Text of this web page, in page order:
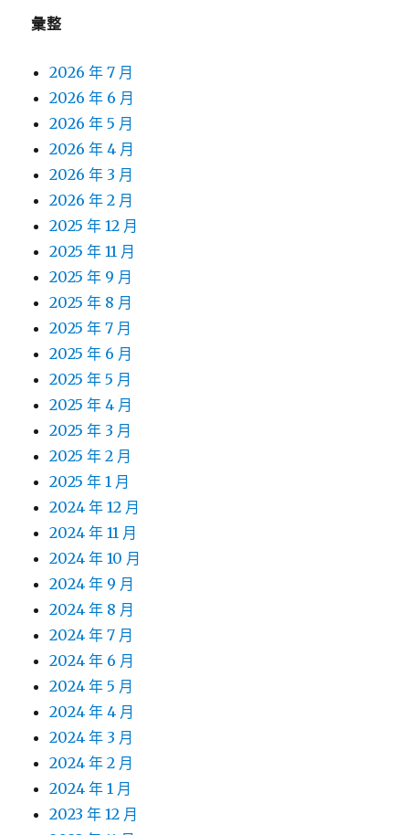
彙整
2026 年 7 月
2026 年 6 月
2026 年 5 月
2026 年 4 月
2026 年 3 月
2026 年 2 月
2025 年 12 月
2025 年 11 月
2025 年 9 月
2025 年 8 月
2025 年 7 月
2025 年 6 月
2025 年 5 月
2025 年 4 月
2025 年 3 月
2025 年 2 月
2025 年 1 月
2024 年 12 月
2024 年 11 月
2024 年 10 月
2024 年 9 月
2024 年 8 月
2024 年 7 月
2024 年 6 月
2024 年 5 月
2024 年 4 月
2024 年 3 月
2024 年 2 月
2024 年 1 月
2023 年 12 月